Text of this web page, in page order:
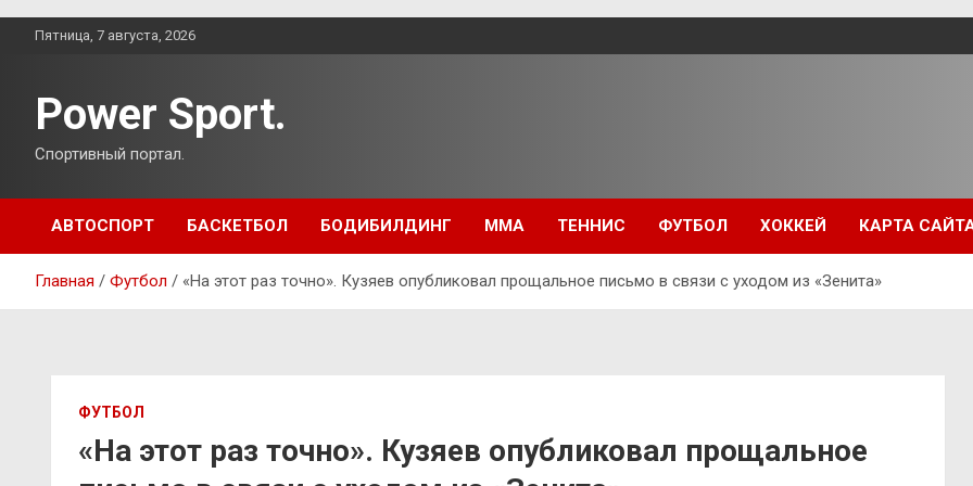
ПерейтиПятница, 7 августа, 2026
Power Sport.
Спортивный портал.
АВТОСПОРТ БАСКЕТБОЛ БОДИБИЛДИНГ ММА ТЕННИС ФУТБОЛ ХОККЕЙ КАРТА
Главная Футбол «На этот раз точно». Кузяев опубликовал прощальное письмо в связи с уходом из «Зенита»
ФУТБОЛ
«На этот раз точно». Кузяев опубликовал прощальное